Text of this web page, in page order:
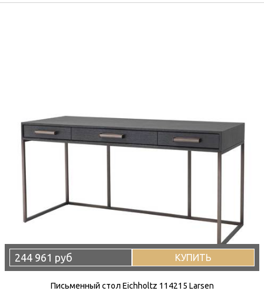
244 961 руб КУПИТЬ
Письменный стол Eichholtz 114215 Larsen